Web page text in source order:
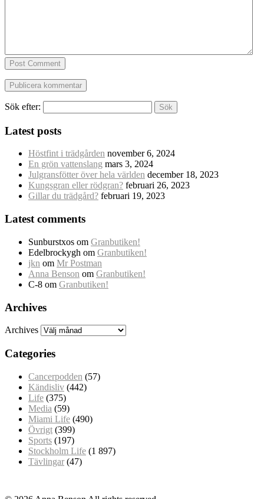
Post Comment
Sök efter:
Latest posts
Höstfint i trädgården november 6, 2024
En grön vattenslang mars 3, 2024
Julgransfötter över hela världen december 18, 2023
Kungsgran eller rödgran? februari 26, 2023
Gillar du trädgård? februari 19, 2023
Latest comments
Sunburstxos om Granbutiken!
Edelbrockygh om Granbutiken!
jkn om Mr Postman
Anna Benson om Granbutiken!
C-8 om Granbutiken!
Archives
Archives
Categories
Cancerpodden (57)
Kändisliv (442)
Life (375)
Media (59)
Miami Life (490)
Övrigt (399)
Sports (197)
Stockholm Life (1 897)
Tävlingar (47)